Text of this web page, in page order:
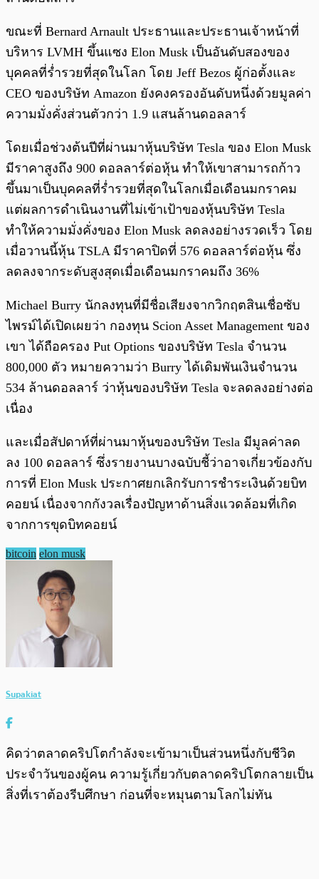
ขณะที่ Bernard Arnault ประธานและประธานเจ้าหน้าที่
บริหาร LVMH ขึ้นแซง Elon Musk เป็นอันดับสองของ
บุคคลที่ร่ำรวยที่สุดในโลก โดย Jeff Bezos ผู้ก่อตั้งและ
CEO ของบริษัท Amazon ยังคงครองอันดับหนึ่งด้วยมูลค่า
ความมั่งคั่งส่วนตัวกว่า 1.9 แสนล้านดอลลาร์
โดยเมื่อช่วงต้นปีที่ผ่านมาหุ้นบริษัท Tesla ของ Elon Musk
มีราคาสูงถึง 900 ดอลลาร์ต่อหุ้น ทำให้เขาสามารถก้าว
ขึ้นมาเป็นบุคคลที่ร่ำรวยที่สุดในโลกเมื่อเดือนมกราคม
แต่ผลการดำเนินงานที่ไม่เข้าเป้าของหุ้นบริษัท Tesla
ทำให้ความมั่งคั่งของ Elon Musk ลดลงอย่างรวดเร็ว โดย
เมื่อวานนี้หุ้น TSLA มีราคาปิดที่ 576 ดอลลาร์ต่อหุ้น ซึ่ง
ลดลงจากระดับสูงสุดเมื่อเดือนมกราคมถึง 36%
Michael Burry นักลงทุนที่มีชื่อเสียงจากวิกฤตสินเชื่อซับ
ไพรม์ได้เปิดเผยว่า กองทุน Scion Asset Management ของ
เขา ได้ถือครอง Put Options ของบริษัท Tesla จำนวน
800,000 ตัว หมายความว่า Burry ได้เดิมพันเงินจำนวน
534 ล้านดอลลาร์ ว่าหุ้นของบริษัท Tesla จะลดลงอย่างต่อ
เนื่อง
และเมื่อสัปดาห์ที่ผ่านมาหุ้นของบริษัท Tesla มีมูลค่าลด
ลง 100 ดอลลาร์ ซึ่งรายงานบางฉบับชี้ว่าอาจเกี่ยวข้องกับ
การที่ Elon Musk ประกาศยกเลิกรับการชำระเงินด้วยบิท
คอยน์ เนื่องจากกังวลเรื่องปัญหาด้านสิ่งแวดล้อมที่เกิด
จากการขุดบิทคอยน์
bitcoin elon musk
Supakiat
คิดว่าตลาดคริปโตกำลังจะเข้ามาเป็นส่วนหนึ่งกับชีวิต
ประจำวันของผู้คน ความรู้เกี่ยวกับตลาดคริปโตกลายเป็น
สิ่งที่เราต้องรีบศึกษา ก่อนที่จะหมุนตามโลกไม่ทัน